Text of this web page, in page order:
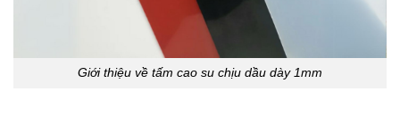
Giới thiệu về tấm cao su chịu dầu dày 1mm